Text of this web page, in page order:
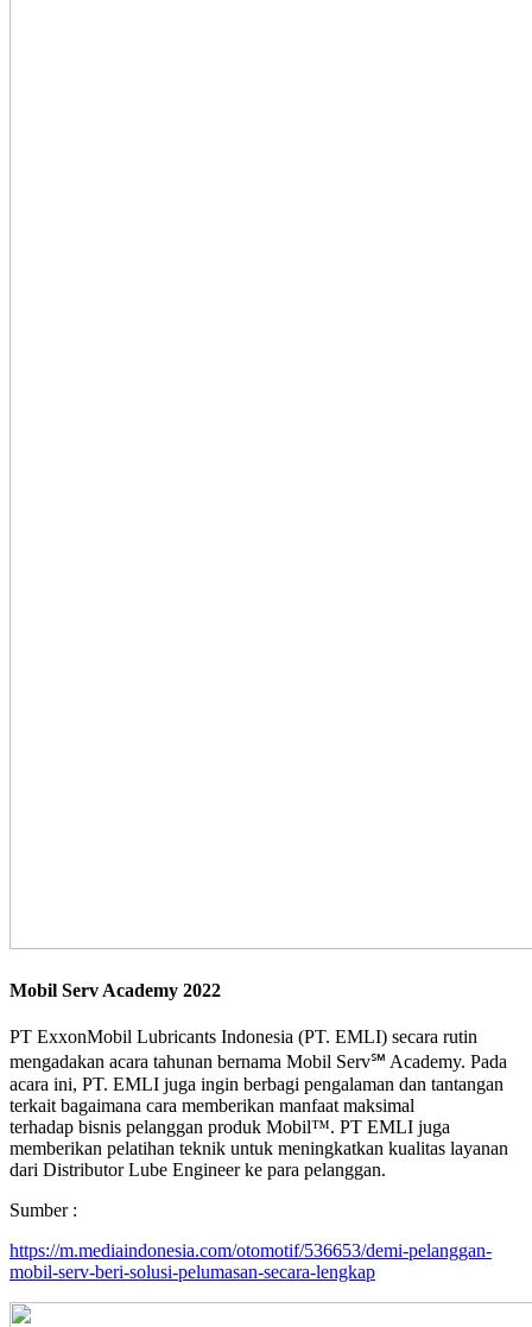
Mobil Serv Academy 2022
PT ExxonMobil Lubricants Indonesia (PT. EMLI) secara rutin
mengadakan acara tahunan bernama Mobil Serv℠ Academy. Pada
acara ini, PT. EMLI juga ingin berbagi pengalaman dan tantangan
terkait bagaimana cara memberikan manfaat maksimal
terhadap bisnis pelanggan produk Mobil™. PT EMLI juga
memberikan pelatihan teknik untuk meningkatkan kualitas layanan
dari Distributor Lube Engineer ke para pelanggan.
Sumber :
https://m.mediaindonesia.com/otomotif/536653/demi-pelanggan-
mobil-serv-beri-solusi-pelumasan-secara-lengkap